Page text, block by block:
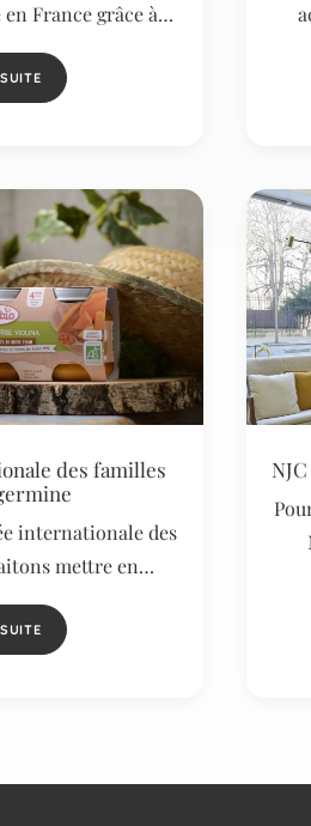
France grâce à…
des familles
internationale des
mettre en…